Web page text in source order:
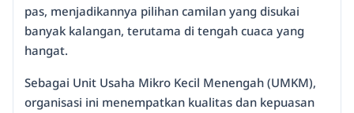
pas, menjadikannya pilihan camilan yang disukai
banyak kalangan, terutama di tengah cuaca yang
hangat.
Sebagai Unit Usaha Mikro Kecil Menengah (UMKM),
organisasi ini menempatkan kualitas dan kepuasan